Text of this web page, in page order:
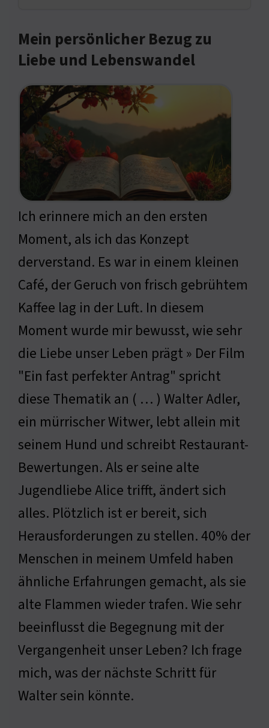
Mein persönlicher Bezug zu
Liebe und Lebenswandel
Ich erinnere mich an den ersten
Moment, als ich das Konzept
derverstand. Es war in einem kleinen
Café, der Geruch von frisch gebrühtem
Kaffee lag in der Luft. In diesem
Moment wurde mir bewusst, wie sehr
die Liebe unser Leben prägt » Der Film
"Ein fast perfekter Antrag" spricht
diese Thematik an ( … ) Walter Adler,
ein mürrischer Witwer, lebt allein mit
seinem Hund und schreibt Restaurant-
Bewertungen. Als er seine alte
Jugendliebe Alice trifft, ändert sich
alles. Plötzlich ist er bereit, sich
Herausforderungen zu stellen. 40% der
Menschen in meinem Umfeld haben
ähnliche Erfahrungen gemacht, als sie
alte Flammen wieder trafen. Wie sehr
beeinflusst die Begegnung mit der
Vergangenheit unser Leben? Ich frage
mich, was der nächste Schritt für
Walter sein könnte.